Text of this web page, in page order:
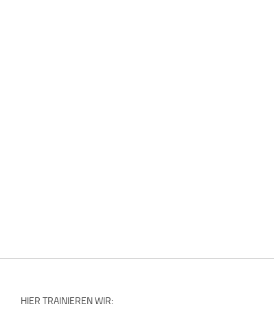
HIER TRAINIEREN WIR: